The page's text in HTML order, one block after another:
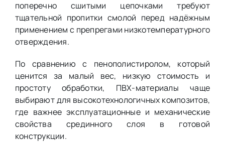
поперечно сшитыми цепочками требуют
тщательной пропитки смолой перед надёжным
применением с препрегами низкотемпературного
отверждения.
По сравнению с пенополистиролом, который
ценится за малый вес, низкую стоимость и
простоту обработки, ПВХ-материалы чаще
выбирают для высокотехнологичных композитов,
где важнее эксплуатационные и механические
свойства срединного слоя в готовой
конструкции.